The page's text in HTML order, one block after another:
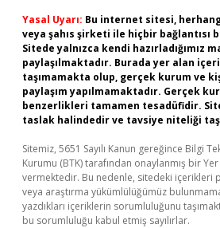
Yasal Uyarı: Bu internet sitesi,
veya şahıs şirketi ile hiçbir bağlantısı
Sitede yalnızca kendi hazırladığımız
paylaşılmaktadır. Burada yer alan
taşımamakta olup, gerçek kurum ve
paylaşım yapılmamaktadır. Gerçek
benzerlikleri tamamen tesadüfidir.
taslak halindedir ve tavsiye niteliği
Sitemiz, 5651 Sayılı Kanun gereğince Bilgi
Kurumu (BTK) tarafından onaylanmış bir
vermektedir. Bu nedenle, sitedeki içerikleri
veya araştırma yükümlülüğümüz
yazdıkları içeriklerin sorumluluğunu
bu sorumluluğu kabul etmiş sayılırlar.